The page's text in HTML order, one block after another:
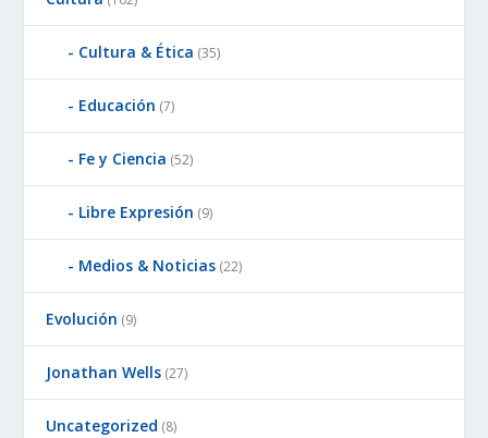
Cultura & Ética (35)
Educación (7)
Fe y Ciencia (52)
Libre Expresión (9)
Medios & Noticias (22)
Evolución (9)
Jonathan Wells (27)
Uncategorized (8)